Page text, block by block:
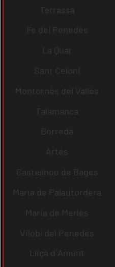
Terrassa
Fe del Penedès
La Quar
Sant Celoni
Montornès del Vallès
Talamanca
Borredà
Artés
Castellnou de Bages
Maria de Palautordera
Maria de Merlès
Vilobí del Penedès
Lliçà d´Amunt